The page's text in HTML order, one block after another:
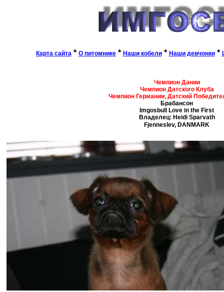
Чемпион Дании
Чемпион Датского Клуба
Чемпион Германии, Датский
Брабансон
Imgosbull Love in the First
Владелец: Heidi Sparvath
Fjenneslev, DANMARK
Карта сайта * О питомнике* Наши кобели* Наши девчонки*